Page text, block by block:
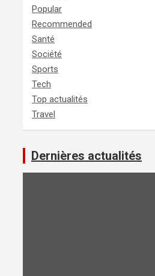
Popular
Recommended
Santé
Société
Sports
Tech
Top actualités
Travel
Dernières actualités